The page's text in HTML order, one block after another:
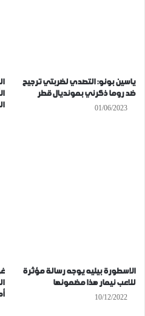
ياسين بونو: التصدي لضربتي ترجيح
ضد روما ذكرني بمونديال قطر
01/06/2023
الاسطورة بيليه يوجه رسالة مؤثرة
للاعب نيمار هذا مضمونها
10/12/2022